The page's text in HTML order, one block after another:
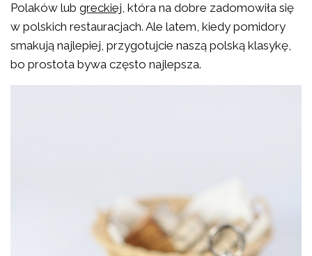
Polaków lubgreckiej, która na dobre zadomowiła się
w polskich restauracjach. Ale latem, kiedy pomidory
smakują najlepiej, przygotujcie naszą polską klasykę,
bo prostota bywa często najlepsza.